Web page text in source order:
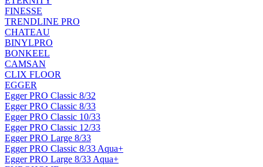
FINESSE
TRENDLINE PRO
CHATEAU
BINYLPRO
BONKEEL
CAMSAN
CLIX FLOOR
EGGER
Egger PRO Classic 8/32
Egger PRO Classic 8/33
Egger PRO Classic 10/33
Egger PRO Classic 12/33
Egger PRO Large 8/33
Egger PRO Classic 8/33 Aqua+
Egger PRO Large 8/33 Aqua+